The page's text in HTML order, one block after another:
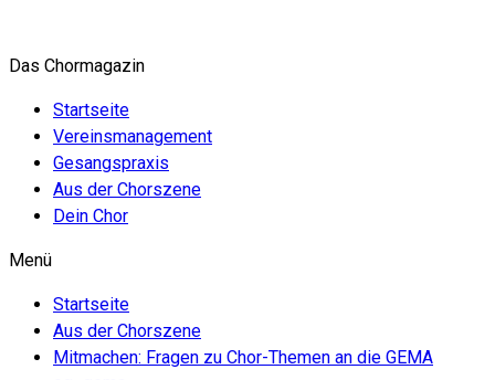
springen
Das Chormagazin
Startseite
Vereinsmanagement
Gesangspraxis
Aus der Chorszene
Dein Chor
Menü
Startseite
Aus der Chorszene
Mitmachen: Fragen zu Chor-Themen an die GEMA